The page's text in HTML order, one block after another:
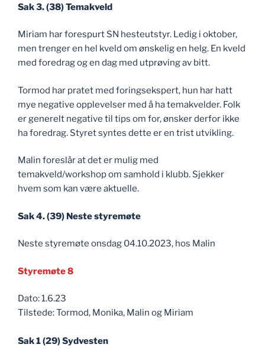
Sak 3. (38) Temakveld
Miriam har forespurt SN hesteutstyr. Ledig i oktober,
men trenger en hel kveld om ønskelig en helg. En kveld
med foredrag og en dag med utprøving av bitt.
Tormod har pratet med foringsekspert, hun har hatt
mye negative opplevelser med å ha temakvelder. Folk
er generelt negative til tips om for, ønsker derfor ikke
ha foredrag. Styret syntes dette er en trist utvikling.
Malin foreslår at det er mulig med
temakveld/workshop om samhold i klubb. Sjekker
hvem som kan være aktuelle.
Sak 4. (39) Neste styremøte
Neste styremøte onsdag 04.10.2023, hos Malin
Styremøte 8
Dato: 1.6.23
Tilstede: Tormod, Monika, Malin og Miriam
Sak 1 (29) Sydvesten